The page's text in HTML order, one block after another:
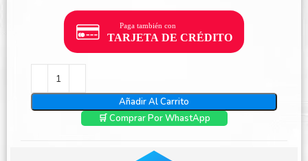
Añadir Al Carrito
🛒 Comprar Por WhastApp